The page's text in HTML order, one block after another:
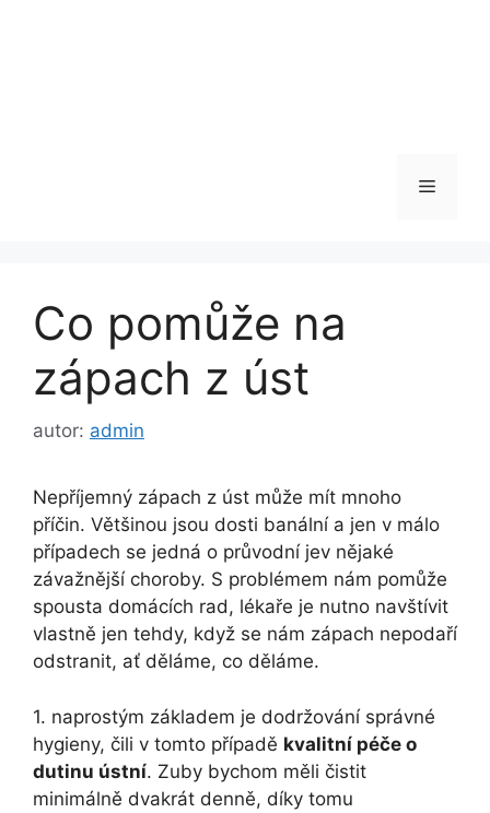
Menu
Co pomůže na
zápach z úst
autor: admin
Nepříjemný zápach z úst může mít mnoho
příčin. Většinou jsou dosti banální a jen v málo
případech se jedná o průvodní jev nějaké
závažnější choroby. S problémem nám pomůže
spousta domácích rad, lékaře je nutno navštívit
vlastně jen tehdy, když se nám zápach nepodaří
odstranit, ať děláme, co děláme.
1. naprostým základem je dodržování správné
hygieny, čili v tomto případě kvalitní péče o
dutinu ústní. Zuby bychom měli čistit
minimálně dvakrát denně, díky tomu